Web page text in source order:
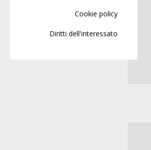
Cookie policy
Diritti dell'interessato